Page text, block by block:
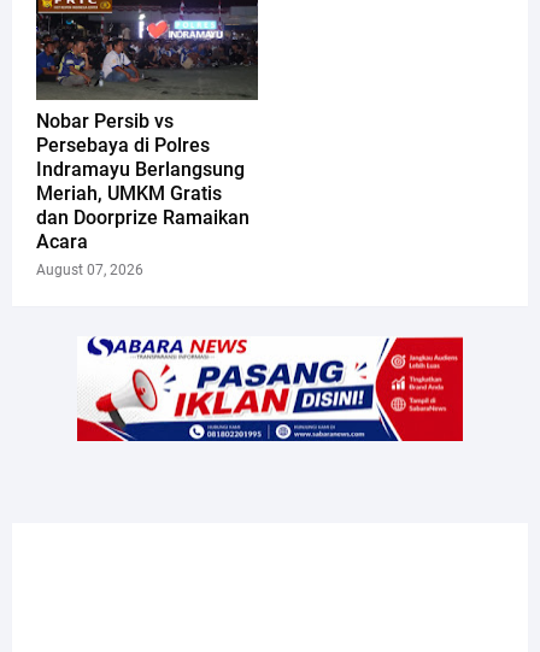
Nobar Persib vs
Persebaya di Polres
Indramayu Berlangsung
Meriah, UMKM Gratis
dan Doorprize Ramaikan
Acara
August 07, 2026